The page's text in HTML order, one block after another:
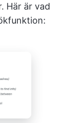
Här är vad